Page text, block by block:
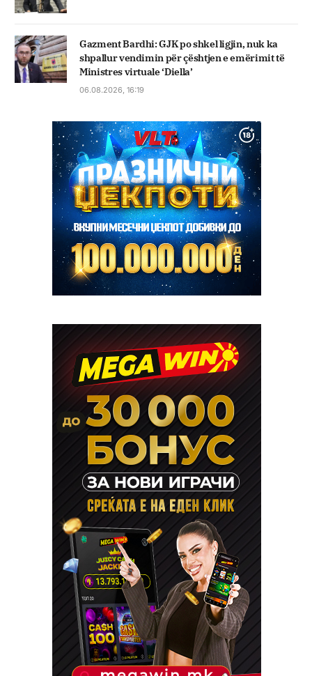
Gazment Bardhi: GJK po shkel ligjin, nuk ka
shpallur vendimin për çështjen e emërimit të
Ministres virtuale ‘Diella’
06.08.2026, 16:19